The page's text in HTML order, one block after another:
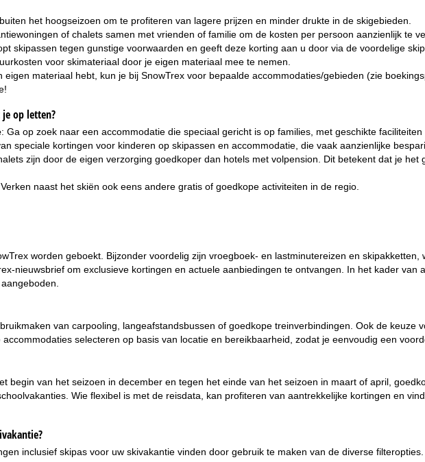
het hoogseizoen om te profiteren van lagere prijzen en minder drukte in de skigebieden.
of chalets samen met vrienden of familie om de kosten per persoon aanzienlijk te
skipassen tegen gunstige voorwaarden en geeft deze korting aan u door via de voordelige
voor skimateriaal door je eigen materiaal mee te nemen.
eigen materiaal hebt, kun je bij SnowTrex voor bepaalde accommodaties/gebieden (zie
op letten?
: Ga op zoek naar een accommodatie die speciaal gericht is op families , met geschikte
speciale kortingen voor kinderen op skipassen en accommodatie, die vaak aanzienlijke
zijn door de eigen verzorging goedkoper dan hotels met volpension. Dit betekent dat je
naast het skiën ook eens andere gratis of goedkope activiteiten in de regio.
worden geboekt. Bijzonder voordelig zijn vroegboek- en lastminutereizen en
nieuwsbrief om exclusieve kortingen en actuele aanbiedingen te ontvangen. In het kader
van carpooling, langeafstandsbussen of goedkope treinverbindingen. Ook de keuze
selecteren op basis van locatie en bereikbaarheid, zodat je eenvoudig een
begin van het seizoen in december en tegen het einde van het seizoen in maart of april,
Wie flexibel is met de reisdata, kan profiteren van aantrekkelijke kortingen en
inclusief skipas voor uw skivakantie vinden door gebruik te maken van de diverse